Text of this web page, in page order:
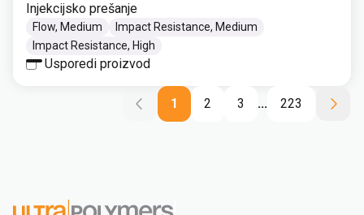
Injekcijsko prešanje
Flow, Medium
Impact Resistance, Medium
Impact Resistance, High
Usporedi proizvod
1 2 3 ... 223